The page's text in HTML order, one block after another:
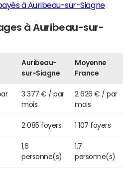
à Auribeau-sur-Siagne
à Auribeau-sur-
Auribeau-
sur-Siagne
Moyenne
France
3 377 € / par
mois
2 626 € / par
mois
2 085 foyers 1 107 foyers
1,6
personne(s)
1,7
personne(s)